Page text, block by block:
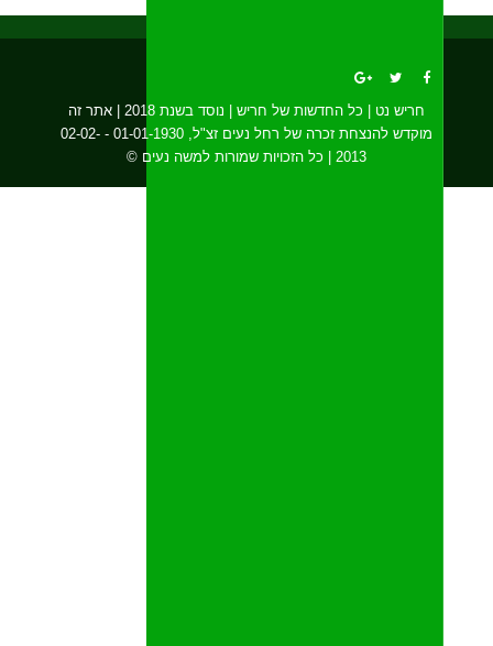
חריש נט | כל החדשות של חריש | נוסד בשנת 2018 | אתר זה
מוקדש להנצחת זכרה של רחל נעים זצ"ל, 01-01-1930 - 02-02-